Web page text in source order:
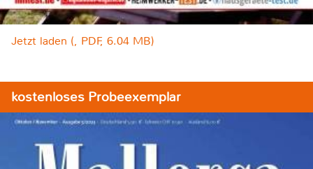
Jetzt laden (, PDF, 6.04 MB)
kostenloses Probeexemplar